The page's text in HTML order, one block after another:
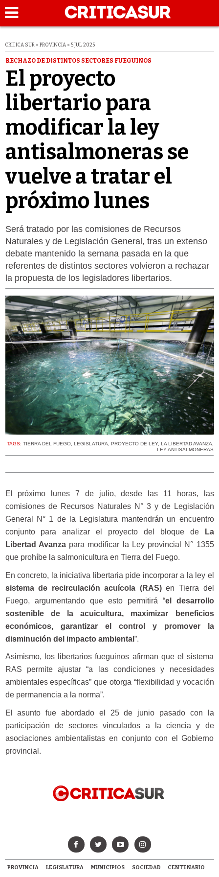
CRITICA SUR » PROVINCIA » 5 JUL 2025
RECHAZO DE DISTINTOS SECTORES FUEGUINOS
El proyecto
libertario para
modificar la ley
antisalmoneras se
vuelve a tratar el
próximo lunes
Será tratado por las comisiones de Recursos
Naturales y de Legislación General, tras un extenso
debate mantenido la semana pasada en la que
referentes de distintos sectores volvieron a rechazar
la propuesta de los legisladores libertarios.
TAGS: TIERRA DEL FUEGO LEGISLATURA PROYECTO DE LEY, LA LIBERTAD AVANZA
LEY ANTISALMONERAS
El próximo lunes 7 de julio, desde las 11 horas, las
comisiones de Recursos Naturales N° 3 y de Legislación
General N° 1 de la Legislatura mantendrán un encuentro
conjunto para analizar el proyecto del bloque de
La
Libertad Avanzapara modificar la Ley provincial N° 1355
que prohíbe la salmonicultura en Tierra del Fuego.
En concreto, la iniciativa libertaria pide incorporar a la ley el
sistema de recirculación acuícola (RAS)en Tierra del
Fuego, argumentando que esto permitirá “el desarrollo
sostenible de la acuicultura, maximizar beneficios
económicos, garantizar el control y promover la
disminución del impacto ambiental ”.
Asimismo, los libertarios fueguinos afirman que el sistema
RAS permite ajustar “a las condiciones y necesidades
ambientales específicas” que otorga “flexibilidad y vocación
de permanencia a la norma”.
El asunto fue abordado el 25 de junio pasado con la
participación de sectores vinculados a la ciencia y de
asociaciones ambientalistas en conjunto con el Gobierno
provincial.
PROVINCIA LEGISLATURA MUNICIPIOS SOCIEDAD
CENTENARIO